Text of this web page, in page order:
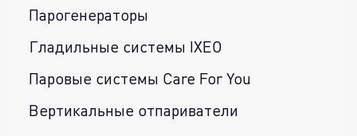
Парогенераторы
Гладильные системы IXEO
Паровые системы Care For You
Вертикальные отпариватели